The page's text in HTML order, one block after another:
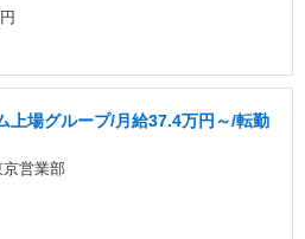
上場グループ/月給37.4万円～/転勤
営業部